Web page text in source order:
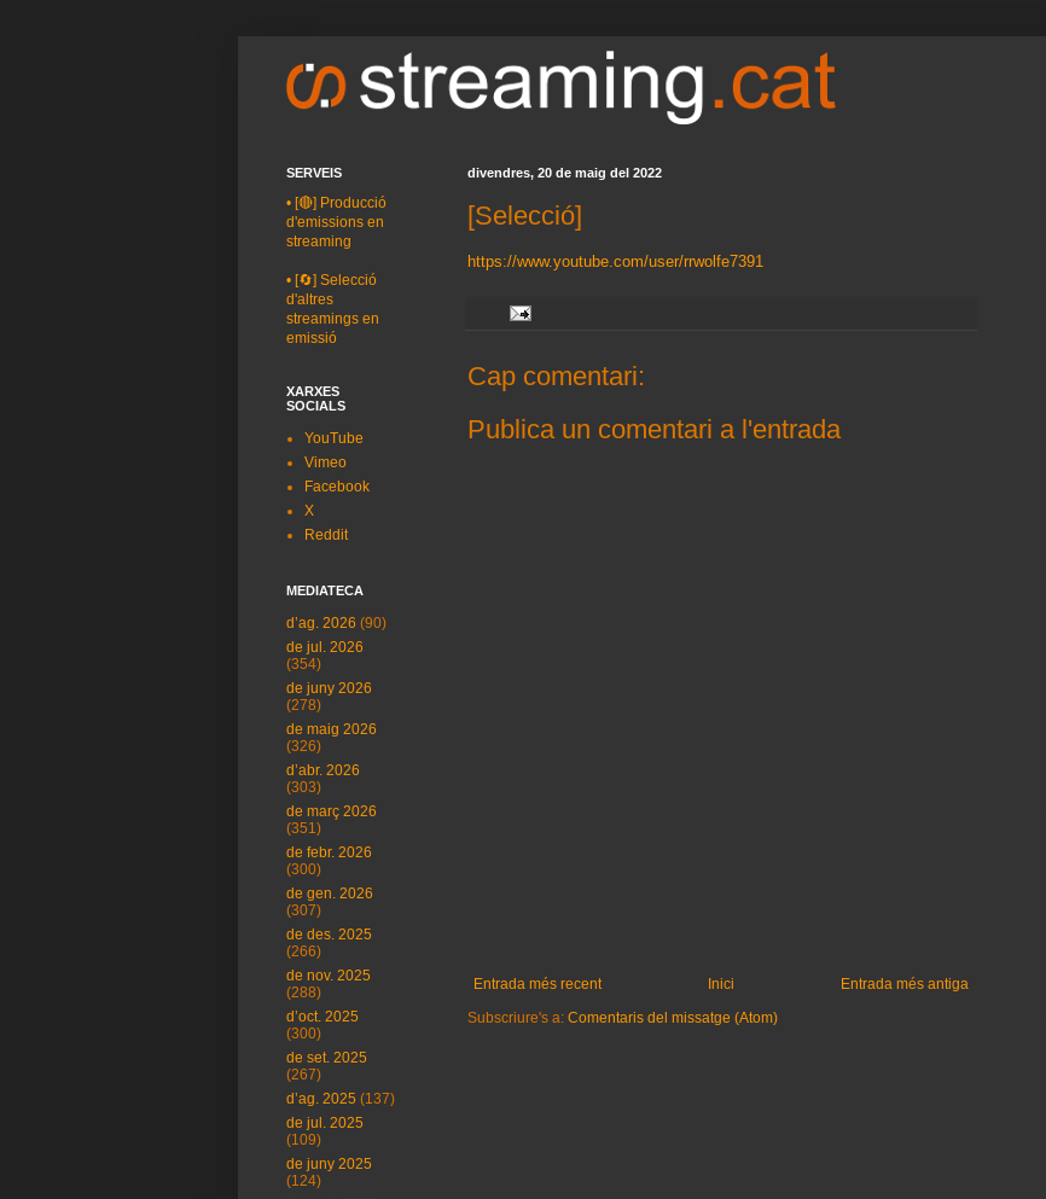
divendres, 20 de maig del 2022
[Selecció]
https://www.youtube.com/user/rrwolfe7391
Cap comentari:
Publica un comentari a l'entrada
Entrada més recent Entrada més antiga
Inici
Subscriure's a: Comentaris del missatge (Atom)
SERVEIS
• [🔴] Producció
d'emissions en
streaming
• [🔄] Selecció
d'altres
streamings en
emissió
XARXES
SOCIALS
YouTube
Vimeo
Facebook
X
Reddit
MEDIATECA
d’ag. 2026 (90)
de jul. 2026
(354)
de juny 2026
(278)
de maig 2026
(326)
d’abr. 2026
(303)
de març 2026
(351)
de febr. 2026
(300)
de gen. 2026
(307)
de des. 2025
(266)
de nov. 2025
(288)
d’oct. 2025
(300)
de set. 2025
(267)
d’ag. 2025 (137)
de jul. 2025
(109)
de juny 2025
(124)